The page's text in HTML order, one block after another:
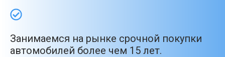
Занимаемся на рынке срочной покупки
автомобилей более чем 15 лет.